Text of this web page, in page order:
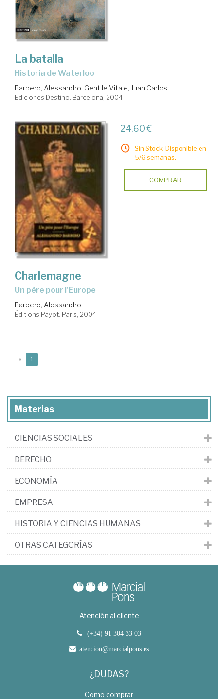
La batalla
historia de Waterloo
Barbero, Alessandro; Gentile Vitale, Juan Carlos
Ediciones Destino. Barcelona, 2004
24,60 €
Sin Stock. Disponible en
5/6 semanas.
COMPRAR
Charlemagne
un père pour l'Europe
Barbero, Alessandro
Éditions Payot. Paris, 2004
« 1
Materias
CIENCIAS SOCIALES
DERECHO
ECONOMÍA
EMPRESA
HISTORIA Y CIENCIAS HUMANAS
OTRAS CATEGORÍAS
Atención al cliente
(+34) 91 304 33 03
atencion@marcialpons.es
¿DUDAS?
Como comprar